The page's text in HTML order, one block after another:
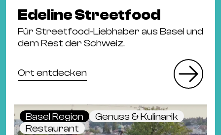
Edeline Streetfood
Für Streetfood-Liebhaber aus Basel und
dem Rest der Schweiz.
Ort entdecken
Basel Region
Genuss & Kulinarik
Restaurant